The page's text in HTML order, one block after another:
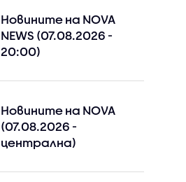
Новините на NOVA
NEWS (07.08.2026 -
20:00)
Новините на NOVA
(07.08.2026 -
централна)